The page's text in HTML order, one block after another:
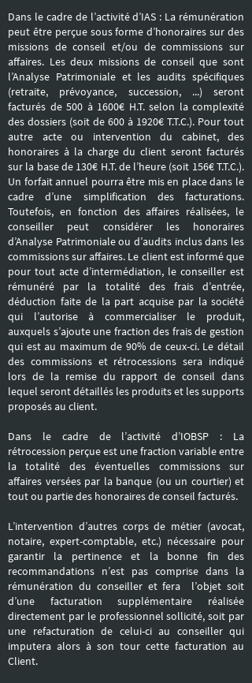
Dans le cadre de l’activité d’IAS : La rémunération
peut être perçue sous forme d’honoraires sur des
missions de conseil et/ou de commissions sur
affaires. Les deux missions de conseil que sont
l’Analyse Patrimoniale et les audits spécifiques
(retraite, prévoyance, succession, ...) seront
facturés de 500 à 1600€ H.T. selon la complexité
des dossiers (soit de 600 à 1920€ T.T.C.). Pour tout
autre acte ou intervention du cabinet, des
honoraires à la charge du client seront facturés
sur la base de 130€ H.T. de l’heure (soit 156€ T.T.C.).
Un forfait annuel pourra être mis en place dans le
cadre d’une simplification des facturations.
Toutefois, en fonction des affaires réalisées, le
conseiller peut considérer les honoraires
d’Analyse Patrimoniale ou d’audits inclus dans les
commissions sur affaires. Le client est informé que
pour tout acte d’intermédiation, le conseiller est
rémunéré par la totalité des frais d’entrée,
déduction faite de la part acquise par la société
qui l’autorise à commercialiser le produit,
auxquels s’ajoute une fraction des frais de gestion
qui est au maximum de 90% de ceux-ci. Le détail
des commissions et rétrocessions sera indiqué
lors de la remise du rapport de conseil dans
lequel seront détaillés les produits et les supports
proposés au client.
Dans le cadre de l’activité d’IOBSP : La
rétrocession perçue est une fraction variable entre
la totalité des éventuelles commissions sur
affaires versées par la banque (ou un courtier) et
tout ou partie des honoraires de conseil facturés.
L’intervention d’autres corps de métier (avocat,
notaire, expert-comptable, etc.) nécessaire pour
garantir la pertinence et la bonne fin des
recommandations n’est pas comprise dans la
rémunération du conseiller et fera l’objet soit
d’une facturation supplémentaire réalisée
directement par le professionnel sollicité, soit par
une refacturation de celui-ci au conseiller qui
imputera alors à son tour cette facturation au
Client.